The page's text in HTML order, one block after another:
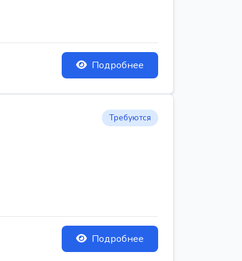
Подробнее
Требуются
Подробнее